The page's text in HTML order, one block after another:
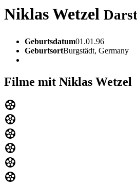
Niklas Wetzel
Geburtsdatum01.01.96
GeburtsortBurgstädt, Germany
Filme mit Niklas Wetzel